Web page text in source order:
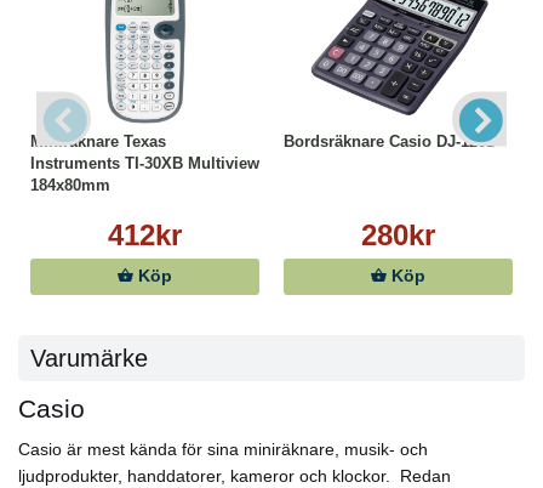
Miniräknare Texas
Instruments TI-30XB Multiview
184x80mm
412kr
Köp
Bordsräknare Casio DJ-120D
280kr
Köp
Varumärke
Casio
Casio är mest kända för sina miniräknare, musik- och
ljudprodukter, handdatorer, kameror och klockor. Redan